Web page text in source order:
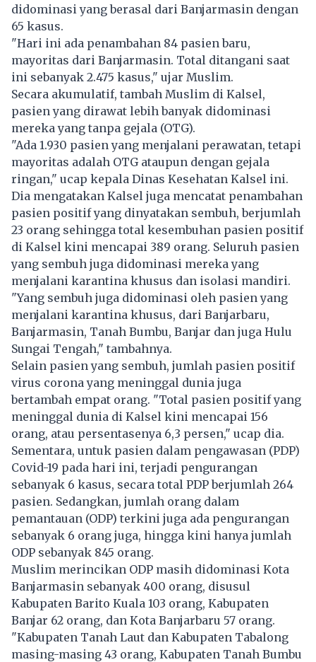
didominasi yang berasal dari Banjarmasin dengan
65 kasus.
"Hari ini ada penambahan 84 pasien baru,
mayoritas dari Banjarmasin. Total ditangani saat
ini sebanyak 2.475 kasus," ujar Muslim.
Secara akumulatif, tambah Muslim di Kalsel,
pasien yang dirawat lebih banyak didominasi
mereka yang tanpa gejala (OTG).
"Ada 1.930 pasien yang menjalani perawatan, tetapi
mayoritas adalah OTG ataupun dengan gejala
ringan," ucap kepala Dinas Kesehatan Kalsel ini.
Dia mengatakan Kalsel juga mencatat penambahan
pasien positif yang dinyatakan sembuh, berjumlah
23 orang sehingga total kesembuhan pasien positif
di Kalsel kini mencapai 389 orang. Seluruh pasien
yang sembuh juga didominasi mereka yang
menjalani karantina khusus dan isolasi mandiri.
"Yang sembuh juga didominasi oleh pasien yang
menjalani karantina khusus, dari Banjarbaru,
Banjarmasin, Tanah Bumbu, Banjar dan juga Hulu
Sungai Tengah," tambahnya.
Selain pasien yang sembuh, jumlah pasien positif
virus corona yang meninggal dunia juga
bertambah empat orang. "Total pasien positif yang
meninggal dunia di Kalsel kini mencapai 156
orang, atau persentasenya 6,3 persen," ucap dia.
Sementara, untuk pasien dalam pengawasan (PDP)
Covid-19 pada hari ini, terjadi pengurangan
sebanyak 6 kasus, secara total PDP berjumlah 264
pasien. Sedangkan, jumlah orang dalam
pemantauan (ODP) terkini juga ada pengurangan
sebanyak 6 orang juga, hingga kini hanya jumlah
ODP sebanyak 845 orang.
Muslim merincikan ODP masih didominasi Kota
Banjarmasin sebanyak 400 orang, disusul
Kabupaten Barito Kuala 103 orang, Kabupaten
Banjar 62 orang, dan Kota Banjarbaru 57 orang.
"Kabupaten Tanah Laut dan Kabupaten Tabalong
masing-masing 43 orang, Kabupaten Tanah Bumbu